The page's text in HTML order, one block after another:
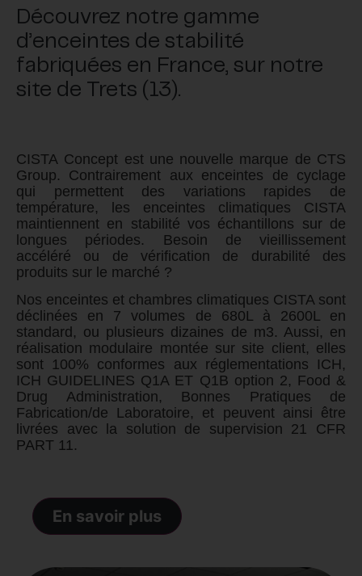
Découvrez notre gamme
d’enceintes de stabilité
fabriquées en France, sur notre
site de Trets (13).
CISTA Concept est une nouvelle marque de CTS
Group. Contrairement aux enceintes de cyclage
qui permettent des variations rapides de
température, les enceintes climatiques CISTA
maintiennent en stabilité vos échantillons sur de
longues périodes. Besoin de vieillissement
accéléré ou de vérification de durabilité des
produits sur le marché ?
Nos enceintes et chambres climatiques CISTA sont
déclinées en 7 volumes de 680L à 2600L en
standard, ou plusieurs dizaines de m3. Aussi, en
réalisation modulaire montée sur site client, elles
sont 100% conformes aux réglementations ICH,
ICH GUIDELINES Q1A ET Q1B option 2, Food &
Drug Administration, Bonnes Pratiques de
Fabrication/de Laboratoire, et peuvent ainsi être
livrées avec la solution de supervision 21 CFR
PART 11.
En savoir plus